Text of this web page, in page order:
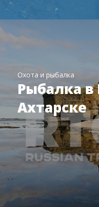
Охота и рыбалка
Рыбалка
Ахтарске